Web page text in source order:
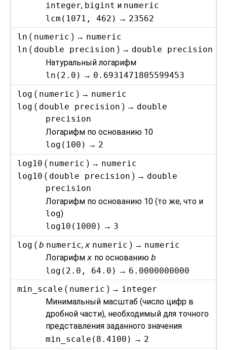
integer, bigint и numeric
lcm(1071, 462) → 23562
ln ( numeric ) → numeric
ln ( double precision ) → double precision
Натуральный логарифм
ln(2.0) → 0.6931471805599453
log ( numeric ) → numeric
log ( double precision ) → double
precision
Логарифм по основанию 10
log(100) → 2
log10 ( numeric ) → numeric
log10 ( double precision ) → double
precision
Логарифм по основанию 10 (то же, что и
log)
log10(1000) → 3
log (b numeric,x numeric ) → numeric
Логарифмx по основаниюb
log(2.0, 64.0) → 6.0000000000
min_scale ( numeric ) → integer
Минимальный масштаб (число цифр в
дробной части), необходимый для точного
представления заданного значения
min_scale(8.4100) → 2